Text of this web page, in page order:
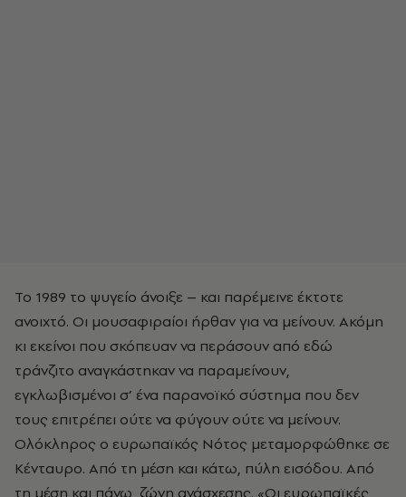
Το 1989 το ψυγείο άνοιξε – και παρέμεινε έκτοτε
ανοιχτό. Οι μουσαφιραίοι ήρθαν για να μείνουν. Ακόμη
κι εκείνοι που σκόπευαν να περάσουν από εδώ
τράνζιτο αναγκάστηκαν να παραμείνουν,
εγκλωβισμένοι σ’ ένα παρανοϊκό σύστημα που δεν
τους επιτρέπει ούτε να φύγουν ούτε να μείνουν.
Ολόκληρος ο ευρωπαϊκός Νότος μεταμορφώθηκε σε
Κένταυρο. Από τη μέση και κάτω, πύλη εισόδου. Από
τη μέση και πάνω, ζώνη ανάσχεσης. «Οι ευρωπαϊκές